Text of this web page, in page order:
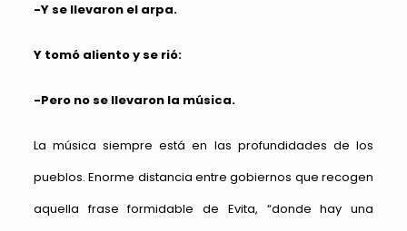
-Y se llevaron el arpa.
Y tomó aliento y se rió:
-Pero no se llevaron la música.
La música siempre está en las profundidades de los
pueblos. Enorme distancia entre gobiernos que recogen
aquella frase formidable de Evita, “donde hay una